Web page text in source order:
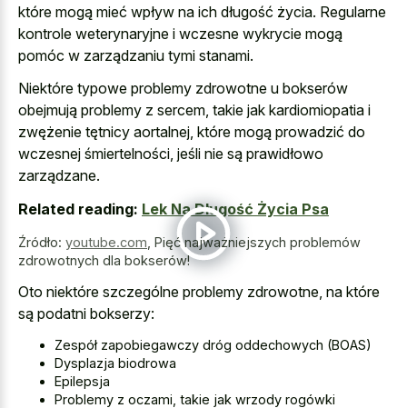
które mogą mieć wpływ na ich długość życia. Regularne
kontrole weterynaryjne i wczesne wykrycie mogą
pomóc w zarządzaniu tymi stanami.
Niektóre typowe problemy zdrowotne u bokserów
obejmują problemy z sercem, takie jak kardiomiopatia i
zwężenie tętnicy aortalnej, które mogą prowadzić do
wczesnej śmiertelności, jeśli nie są prawidłowo
zarządzane.
Related reading: Lek Na Długość Życia Psa
Źródło: youtube.com Pięć najważniejszych problemów
zdrowotnych dla bokserów!
Oto niektóre szczególne problemy zdrowotne, na które
są podatni bokserzy:
Zespół zapobiegawczy dróg oddechowych (BOAS)
Dysplazja biodrowa
Epilepsja
Problemy z oczami, takie jak wrzody rogówki